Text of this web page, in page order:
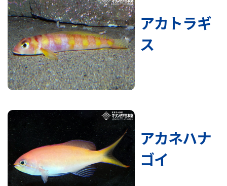
アカトラギ
ス
アカネハナ
ゴイ